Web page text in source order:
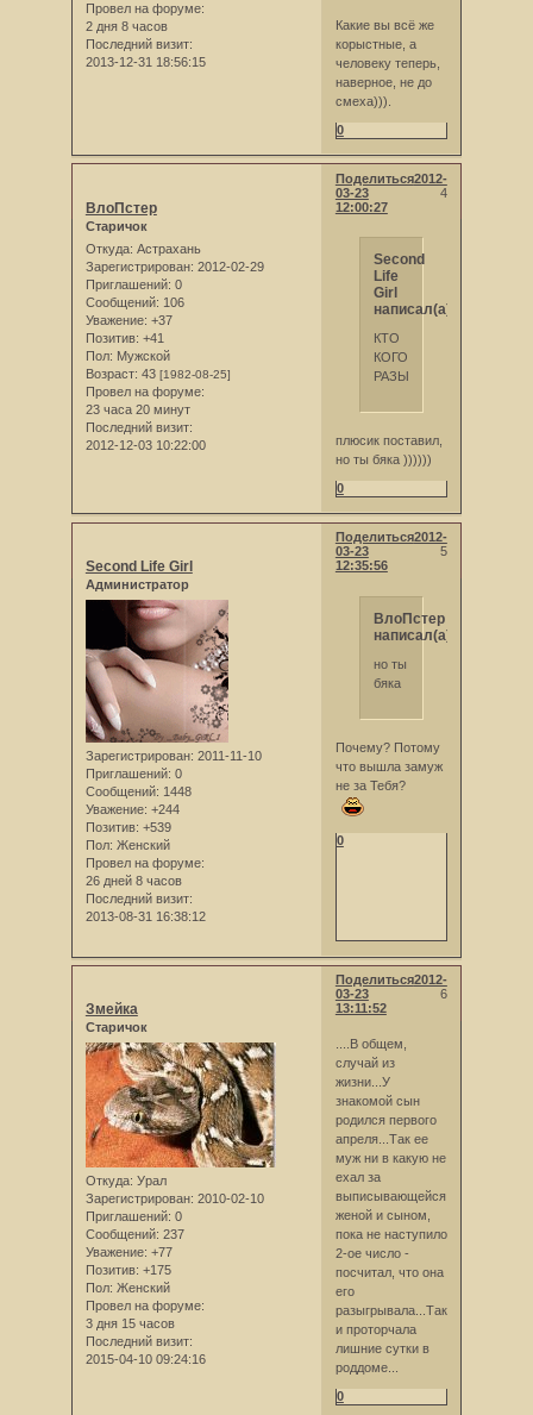
Провел на форуме:
2 дня 8 часов
Последний визит:
2013-12-31 18:56:15
Какие вы всё же
корыстные, а
человеку теперь,
наверное, не до
смеха))).
0
Поделиться
4
2012-
03-23
12:00:27
ВлоПстер
Старичок
Откуда: Астрахань
Зарегистрирован: 2012-02-29
Приглашений: 0
Сообщений: 106
Уважение: +37
Позитив: +41
Пол: Мужской
Возраст: 43 [1982-08-25]
Провел на форуме:
23 часа 20 минут
Последний визит:
2012-12-03 10:22:00
Second
Life
Girl
написал(а):
КТО
КОГО
РАЗЫГРАЛ?
плюсик поставил,
но ты бяка ))))))
0
Поделиться
5
2012-
03-23
12:35:56
Second Life Girl
Администратор
Зарегистрирован: 2011-11-10
Приглашений: 0
Сообщений: 1448
Уважение: +244
Позитив: +539
Пол: Женский
Провел на форуме:
26 дней 8 часов
Последний визит:
2013-08-31 16:38:12
ВлоПстер
написал(а):
но ты
бяка
Почему? Потому
что вышла замуж
не за Тебя?
0
Поделиться
6
2012-
03-23
13:11:52
Змейка
Старичок
Откуда: Урал
Зарегистрирован: 2010-02-10
Приглашений: 0
Сообщений: 237
Уважение: +77
Позитив: +175
Пол: Женский
Провел на форуме:
3 дня 15 часов
Последний визит:
2015-04-10 09:24:16
....В общем,
случай из
жизни...У
знакомой сын
родился первого
апреля...Так ее
муж ни в какую не
ехал за
выписывающейся
женой и сыном,
пока не наступило
2-ое число -
посчитал, что она
его
разыгрывала...Так
и проторчала
лишние сутки в
роддоме...
0